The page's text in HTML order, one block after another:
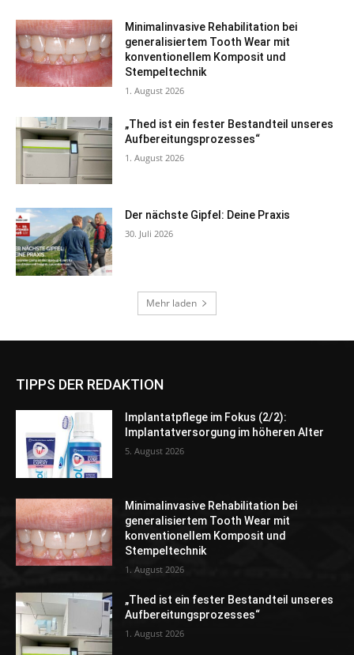
TIPPS DER REDAKTION
Implantatpflege im Fokus (2/2):
Implantatversorgung im höheren Alter
5. August 2026
Minimalinvasive Rehabilitation bei
generalisiertem Tooth Wear mit
konventionellem Komposit und
Stempeltechnik
1. August 2026
„Thed ist ein fester Bestandteil unseres
Aufbereitungsprozesses“
1. August 2026